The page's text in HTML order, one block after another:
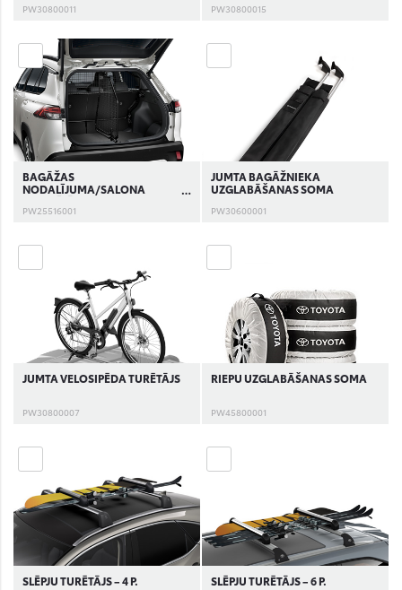
PW30800011 PW30800015
BAGĀŽAS
NODALĪJUMA/SALONA
PW25516001
JUMTA BAGĀŽNIEKA
UZGLABĀŠANAS SOMA
PW30600001
JUMTA VELOSIPĒDA TURĒTĀJS
PW30800007
RIEPU UZGLABĀŠANAS SOMA
PW45800001
SLĒPJU TURĒTĀJS – 4 P. SLĒPJU TURĒTĀJS – 6 P.